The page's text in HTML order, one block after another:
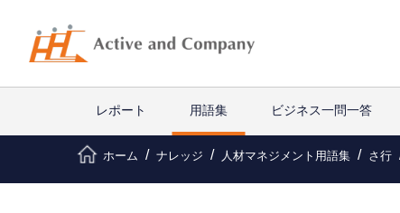
レポート 用語集 ビジネス一問一答
ホーム ナレッジ 人材マネジメント用語集 さ行